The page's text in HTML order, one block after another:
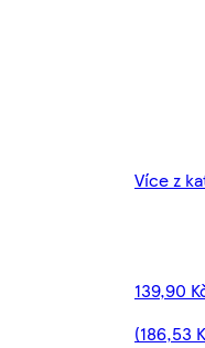
Více z
139,90
(186,53